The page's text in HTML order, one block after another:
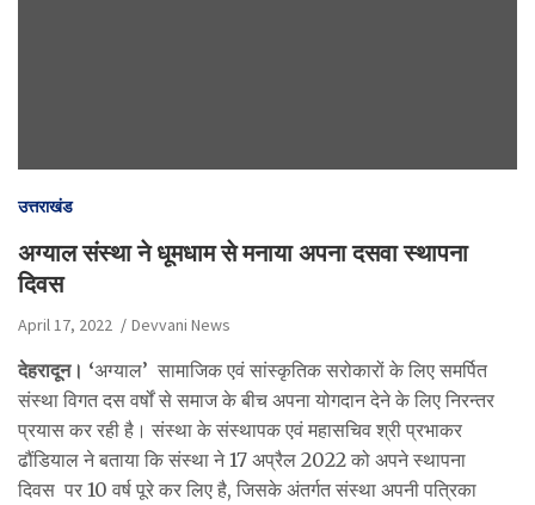
उत्तराखंड
अग्याल संस्था ने धूमधाम से मनाया अपना दसवा स्थापना
दिवस
April 17, 2022 Devvani News
देहरादून। ‘अग्याल’ सामाजिक एवं सांस्कृतिक सरोकारों के लिए समर्पित
संस्था विगत दस वर्षों से समाज के बीच अपना योगदान देने के लिए निरन्तर
प्रयास कर रही है। संस्था के संस्थापक एवं महासचिव श्री प्रभाकर
ढौंडियाल ने बताया कि संस्था ने 17 अप्रैल 2022 को अपने स्थापना
दिवस पर 10 वर्ष पूरे कर लिए है, जिसके अंतर्गत संस्था अपनी पत्रिका